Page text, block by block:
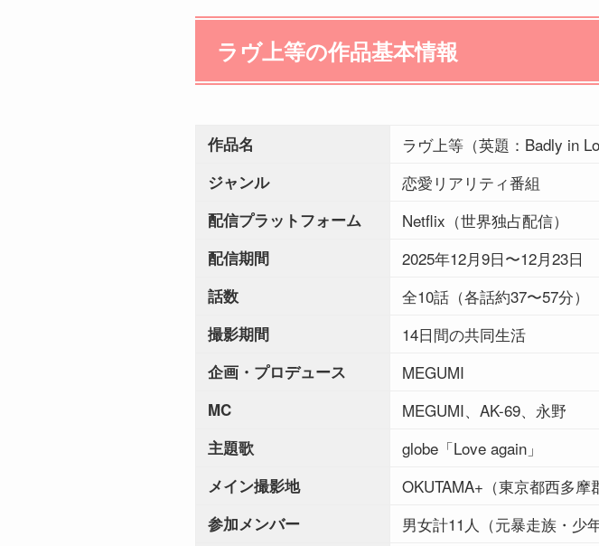
ラヴ上等の作品基本情報
作品名 ラヴ上等（英題：Badly in
ジャンル 恋愛リアリティ番組
配信プラットフォーム Netflix（世界独占配信）
配信期間 2025年12月9日〜12月23日
話数 全10話（各話約37〜57分）
撮影期間 14日間の共同生活
企画・プロデュース MEGUMI
MC MEGUMI、AK-69、永野
主題歌 globe「Love again」
メイン撮影地 OKUTAMA+（東京都西多摩
参加メンバー 男女計11人（元暴走族・少